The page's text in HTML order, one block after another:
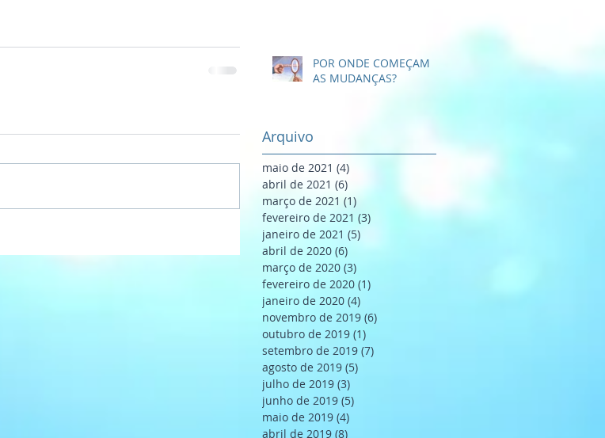
POR ONDE COMEÇAM
AS MUDANÇAS?
Arquivo
maio de 2021 (4)
abril de 2021 (6)
março de 2021 (1)
fevereiro de 2021 (3)
janeiro de 2021 (5)
abril de 2020 (6)
março de 2020 (3)
fevereiro de 2020 (1)
janeiro de 2020 (4)
novembro de 2019 (6)
outubro de 2019 (1)
setembro de 2019 (7)
agosto de 2019 (5)
julho de 2019 (3)
junho de 2019 (5)
maio de 2019 (4)
abril de 2019 (8)